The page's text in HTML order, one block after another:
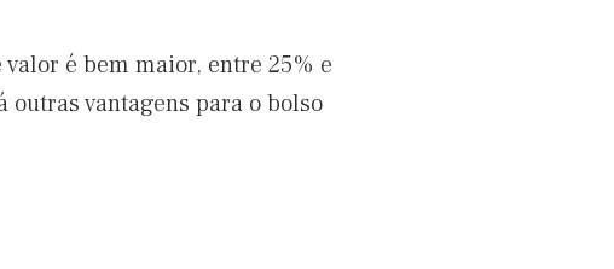
é bem maior, entre 25% e
vantagens para o bolso